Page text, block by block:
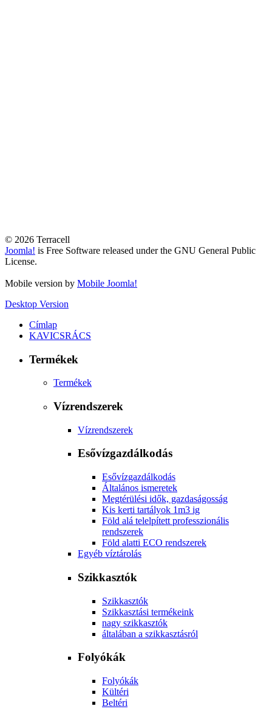
© 2026 Terracell
Joomla! is Free Software released under the GNU General Public
License.
Mobile version by Mobile Joomla!
Desktop Version
Címlap
KAVICSRÁCS
Termékek
Termékek
Vízrendszerek
Vízrendszerek
Esővízgazdálkodás
Esővízgazdálkodás
Általános ismeretek
Megtérülési idők, gazdaságosság
Kis kerti tartályok 1m3 ig
Föld alá telelpített professzionális
rendszerek
Föld alatti ECO rendszerek
Egyéb víztárolás
Szikkasztók
Szikkasztók
Szikkasztási termékeink
nagy szikkasztók
általában a szikkasztásról
Folyókák
Folyókák
Kültéri
Beltéri